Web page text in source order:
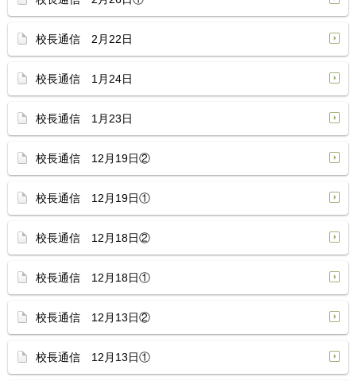
校長通信 2月22日
校長通信 1月24日
校長通信 1月23日
校長通信 12月19日②
校長通信 12月19日①
校長通信 12月18日②
校長通信 12月18日①
校長通信 12月13日②
校長通信 12月13日①